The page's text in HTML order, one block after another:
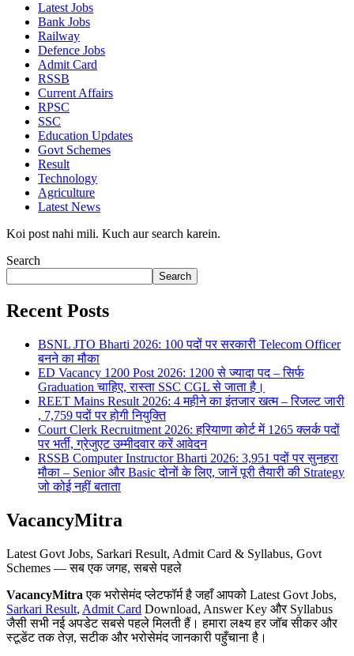
Latest Jobs
Bank Jobs
Railway
Defence Jobs
Admit Card
RSSB
Current Affairs
RPSC
SSC
Education Updates
Govt Schemes
Result
Technology
Agriculture
Latest News
Koi post nahi mili. Kuch aur search karein.
Search
Search
Recent Posts
BSNL JTO Bharti 2026: 100 पदों पर सरकारी Telecom Officer
बनने का मौका
ED Vacancy 1200 Post 2026: 1200 से ज्यादा पद – सिर्फ
Graduation चाहिए, रास्ता SSC CGL से जाता है।
REET Mains Result 2026: 4 महीने का इंतजार खत्म – रिजल्ट जारी
, 7,759 पदों पर होगी नियुक्ति
Court Clerk Recruitment 2026: हरियाणा कोर्ट में 1265 क्लर्क पदों
पर भर्ती, ग्रेजुएट उम्मीदवार करें आवेदन
RSSB Computer Instructor Bharti 2026: 3,951 पदों पर सुनहरा
मौका – Senior और Basic दोनों के लिए, जानें पूरी तैयारी की Strategy
जो कोई नहीं बताता
VacancyMitra
Latest Govt Jobs, Sarkari Result, Admit Card & Syllabus, Govt
Schemes — सब एक जगह, सबसे पहले
VacancyMitra एक भरोसेमंद प्लेटफॉर्म है जहाँ आपको Latest Govt Jobs,
Sarkari Result, Admit Card Download, Answer Key और Syllabus
जैसी सभी नई अपडेट सबसे पहले मिलती हैं। हमारा लक्ष्य हर जॉब सीकर और
स्टूडेंट तक तेज़, सटीक और भरोसेमंद जानकारी पहुँचाना है।